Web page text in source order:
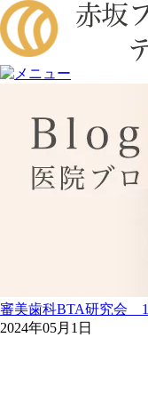
審美歯科BTA研究会
2024年05月1日